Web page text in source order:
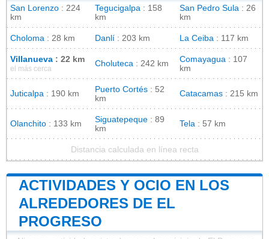
San Lorenzo : 224
km
Tegucigalpa : 158
km
San Pedro Sula : 26
km
Choloma : 28 km Danlí : 203 km La Ceiba : 117 km
Villanueva : 22 km
el más cerca
Choluteca : 242 km Comayagua : 107
km
Juticalpa : 190 km Puerto Cortés : 52
km
Catacamas : 215 km
Olanchito : 133 km Siguatepeque : 89
km
Tela : 57 km
Distancia calculada en línea recta
ACTIVIDADES Y OCIO EN LOS
ALREDEDORES DE EL
PROGRESO